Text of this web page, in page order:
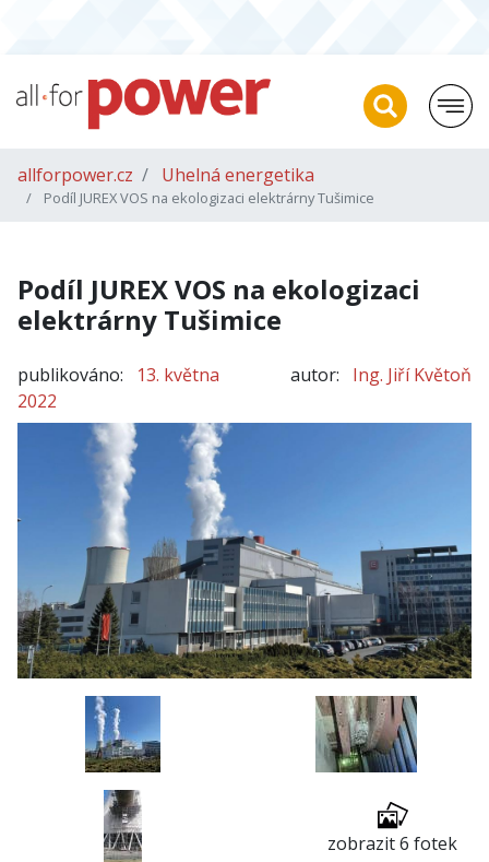
allforpower.cz Uhelná energetika
Podíl JUREX VOS na ekologizaci elektrárny Tušimice
Podíl JUREX VOS na ekologizaci
elektrárny Tušimice
publikováno:
13. května
2022
autor: Ing. Jiří Květoň
zobrazit 6 fotek